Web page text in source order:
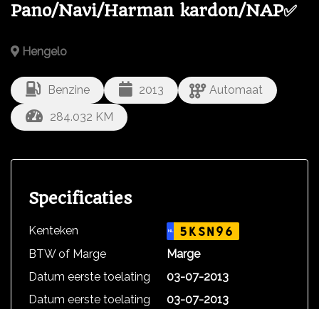
Pano/Navi/Harman kardon/NAP✅
Hengelo
Benzine 2013
Automaat
284.032 KM
Specificaties
Kenteken NL 5KSN96
BTW of Marge
Marge
Datum eerste toelating
03-07-2013
Datum eerste toelating
03-07-2013